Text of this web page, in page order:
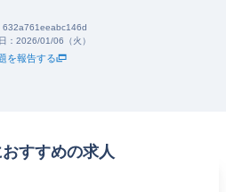
632a761eeabc146d
： 2026/01/06（火）
を報告する
すすめの求人